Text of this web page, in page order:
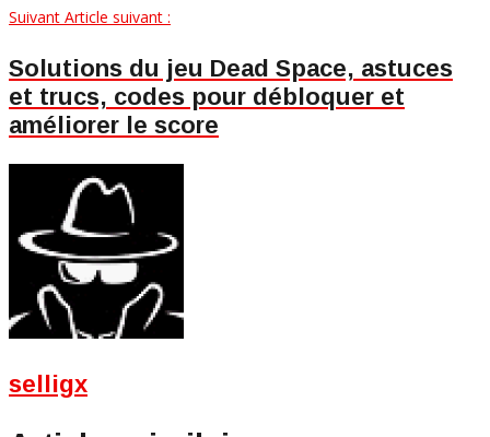
Suivant Article suivant :
Solutions du jeu Dead Space, astuces
et trucs, codes pour débloquer et
améliorer le score
selligx